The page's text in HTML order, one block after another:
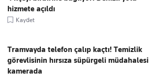
hizmete açıldı
Kaydet
Tramvayda telefon çalıp kaçtı! Temizlik
görevlisinin hırsıza süpürgeli müdahalesi
kamerada